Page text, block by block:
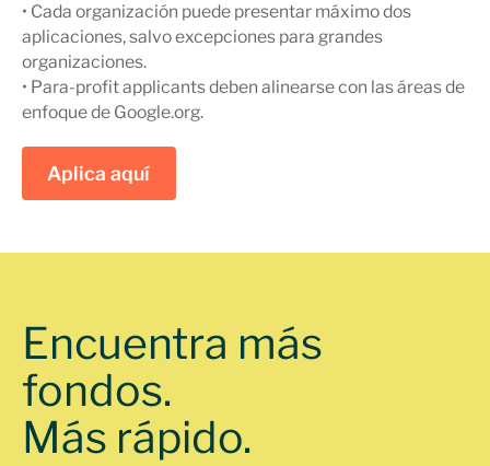
• Cada organización puede presentar máximo dos
aplicaciones, salvo excepciones para grandes
organizaciones.
• Para-profit applicants deben alinearse con las áreas de
enfoque de Google.org.
Aplica aquí
Encuentra más
fondos.
Más rápido.